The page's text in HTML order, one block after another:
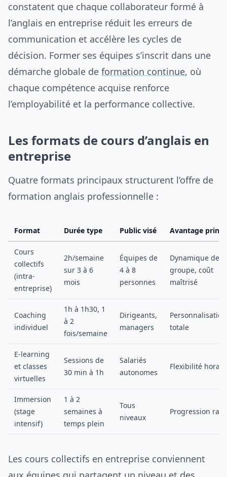
constatent que chaque collaborateur formé à
l’anglais en entreprise réduit les erreurs de
communication et accélère les cycles de
décision. Former ses équipes s’inscrit dans une
démarche globale de formation continue, où
chaque compétence acquise renforce
l’employabilité et la performance collective.
Les formats de cours d’anglais en
entreprise
Quatre formats principaux structurent l’offre de
formation anglais professionnelle :
Format Durée type Public visé Avantage
Cours
collectifs
(intra-
entreprise)
2h/semaine
sur 3 à 6
mois
Équipes de
4 à 8
personnes
Dynamique de
groupe, coût
maîtrisé
Coaching
individuel
1h à 1h30, 1
à 2
fois/semaine
Dirigeants,
managers
Personnalisation
totale
E-learning
et classes
virtuelles
Sessions de
30 min à 1h
Salariés
autonomes
Flexibilité
Immersion
(stage
intensif)
1 à 2
semaines à
temps plein
Tous
niveaux
Progression
Les cours collectifs en entreprise conviennent